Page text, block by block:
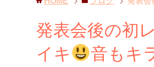
発表会後の初
イキ
音もキ